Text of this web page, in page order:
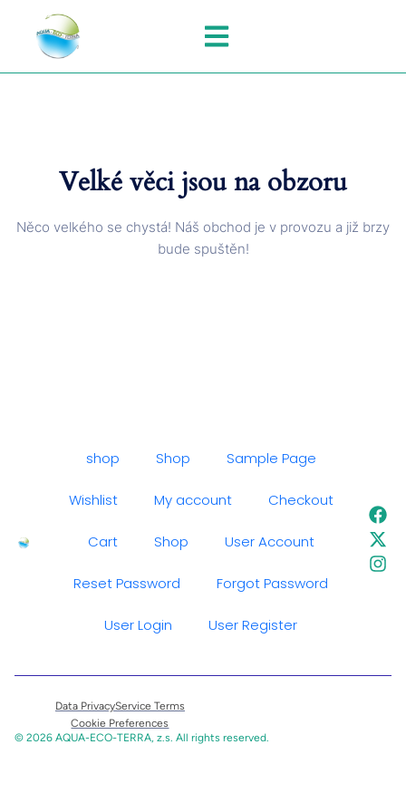
Velké věci jsou na obzoru
Něco velkého se chystá! Náš obchod je v provozu a již brzy
bude spuštěn!
shop Shop Sample Page
Wishlist My account Checkout
Cart Shop User Account
Reset Password Forgot Password
User Login User Register
Data PrivacyService Terms
Cookie Preferences
© 2026 AQUA-ECO-TERRA, z.s. All rights reserved.